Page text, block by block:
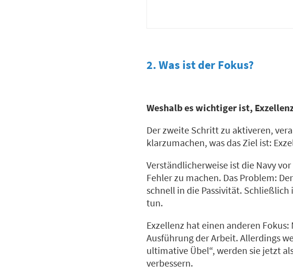
2. Was ist der Fokus?
Weshalb es wichtiger ist,
Der zweite Schritt zu aktiveren,
klarzumachen, was das Ziel ist:
Verständlicherweise ist die Navy
Fehler zu machen. Das Problem:
schnell in die Passivität.
tun.
Exzellenz hat einen anderen
Ausführung der Arbeit. Allerdings
ultimative Übel“, werden sie jetzt
verbessern.